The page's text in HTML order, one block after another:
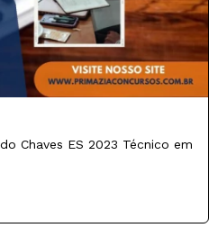
Chaves ES 2023 Técnico em